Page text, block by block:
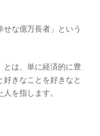
な億万長者」という
とは、単に経済的に豊
きなことを好きなと
を指します。